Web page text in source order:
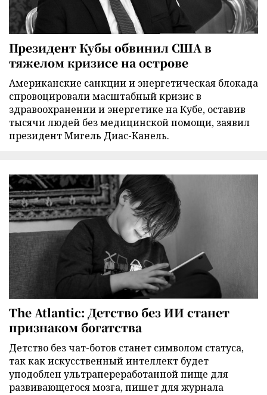
Президент Кубы обвинил США в
тяжелом кризисе на острове
Американские санкции и энергетическая блокада
спровоцировали масштабный кризис в
здравоохранении и энергетике на Кубе, оставив
тысячи людей без медицинской помощи, заявил
президент Мигель Диас-Канель.
The Atlantic: Детство без ИИ станет
признаком богатства
Детство без чат-ботов станет символом статуса,
так как искусственный интеллект будет
уподоблен ультрапереработанной пище для
развивающегося мозга, пишет для журнала